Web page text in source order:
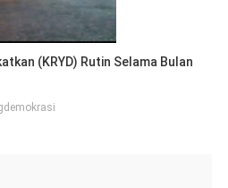
(KRYD) Rutin Selama Bulan